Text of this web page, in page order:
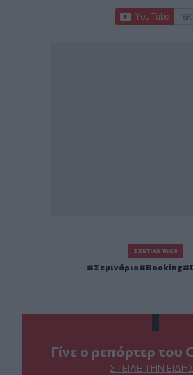
ΣΧΕΤΙΚΆ TAGS
Σεμινάριο Booking
Γίνε ο ρεπόρτερ του
ΣΤΕΊΛΕ ΤΗΝ